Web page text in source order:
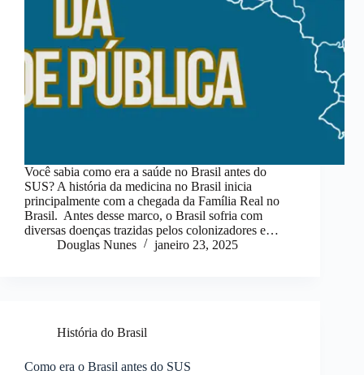
Você sabia como era a saúde no Brasil antes do
SUS? A história da medicina no Brasil inicia
principalmente com a chegada da Família Real no
Brasil. Antes desse marco, o Brasil sofria com
diversas doenças trazidas pelos colonizadores e…
Douglas Nunes
janeiro 23, 2025
História do Brasil
Como era o Brasil antes do SUS